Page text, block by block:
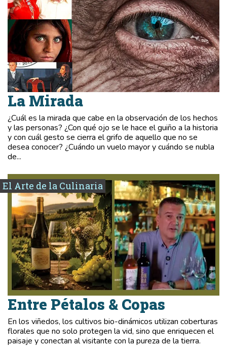
La Mirada
¿Cuál es la mirada que cabe en la observación de los hechos
y las personas? ¿Con qué ojo se le hace el guiño a la historia
y con cuál gesto se cierra el grifo de aquello que no se
desea conocer? ¿Cuándo un vuelo mayor y cuándo se nubla
de...
El Arte de la Culinaria
Entre Pétalos & Copas
En los viñedos, los cultivos bio-dinámicos utilizan coberturas
florales que no solo protegen la vid, sino que enriquecen el
paisaje y conectan al visitante con la pureza de la tierra.